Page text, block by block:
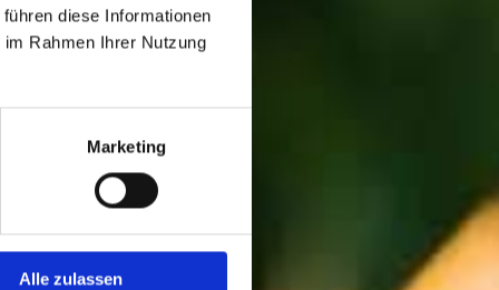
diese Informationen
Rahmen Ihrer Nutzung
Marketing
Alle zulassen